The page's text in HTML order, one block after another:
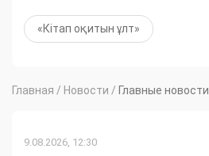
«Кітап оқитын ұлт»
Главная / Новости / Главные новости
9.08.2026, 12:30